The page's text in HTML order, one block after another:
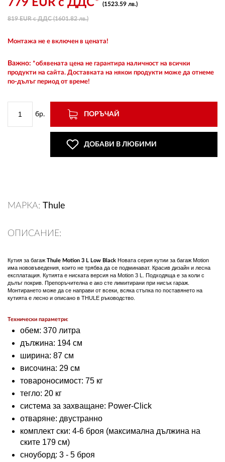
779 EUR с ДДС* (1523.59 лв.)
819 EUR с ДДС (1601.82 лв.)
Монтажа не е включен в цената!
Важно: *обявената цена не гарантира наличност на всички
продукти на сайта. Доставката на някои продукти може да отнеме
по-дълъг период от време!
бр. ПОРЪЧАЙ
ДОБАВИ В ЛЮБИМИ
МАРКА: Thule
ОПИСАНИЕ:
Кутия за багаж Thule Motion 3 L Low Black Новата серия кутии за багаж Motion
има нововъведения, които не трябва да се подминават. Красив дизайн и лесна
експлатация. Кутията е ниската версия на Motion 3 L. Подходяща е за коли с
дълъг покрив. Препоръчителна е ако сте лимитирани при нисък гараж.
Монтирането може да се направи от всеки, всяка стъпка по поставянето на
кутията е лесно и описано в THULE ръководство.
Технически параметри:
обем: 370 литра
дължина: 194 см
ширина: 87 см
височина: 29 см
товароносимост: 75 кг
тегло: 20 кг
система за захващане: Power-Click
отваряне: двустранно
комплект ски: 4-6 броя (максимална дължина на
ските 179 см)
сноуборд: 3 - 5 броя
РЕГИСТРАЦИЯ
КОНТАКТИ
ОБЩИ УСЛОВИЯ
СТОКИ НА КРЕДИТ
ПОЛИТИКА ЗА БИСКВИТКИ
ПЛАТФОРМА ЗА ОРС